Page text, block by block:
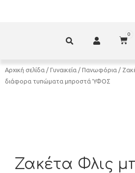
Αρχική σελίδα / Γυναικεία / Πανωφόρια /
διάφορα τυπώματα μπροστά ΎΦΟΣ
Ζακέτα Φλις